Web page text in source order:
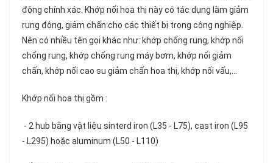
động chính xác. Khớp nối hoa thị này có tác dụng làm giảm
rung động, giảm chấn cho các thiết bị trong công nghiệp.
Nên có nhiều tên gọi khác như: khớp chống rung, khớp nối
chống rung, khớp chống rung máy bơm, khớp nối giảm
chấn, khớp nối cao su giảm chấn hoa thị, khớp nối vấu,...
Khớp nối hoa thị gồm :
- 2 hub bằng vật liệu sinterd iron (L35 - L75), cast iron (L95
- L295) hoặc aluminum (L50 - L110)